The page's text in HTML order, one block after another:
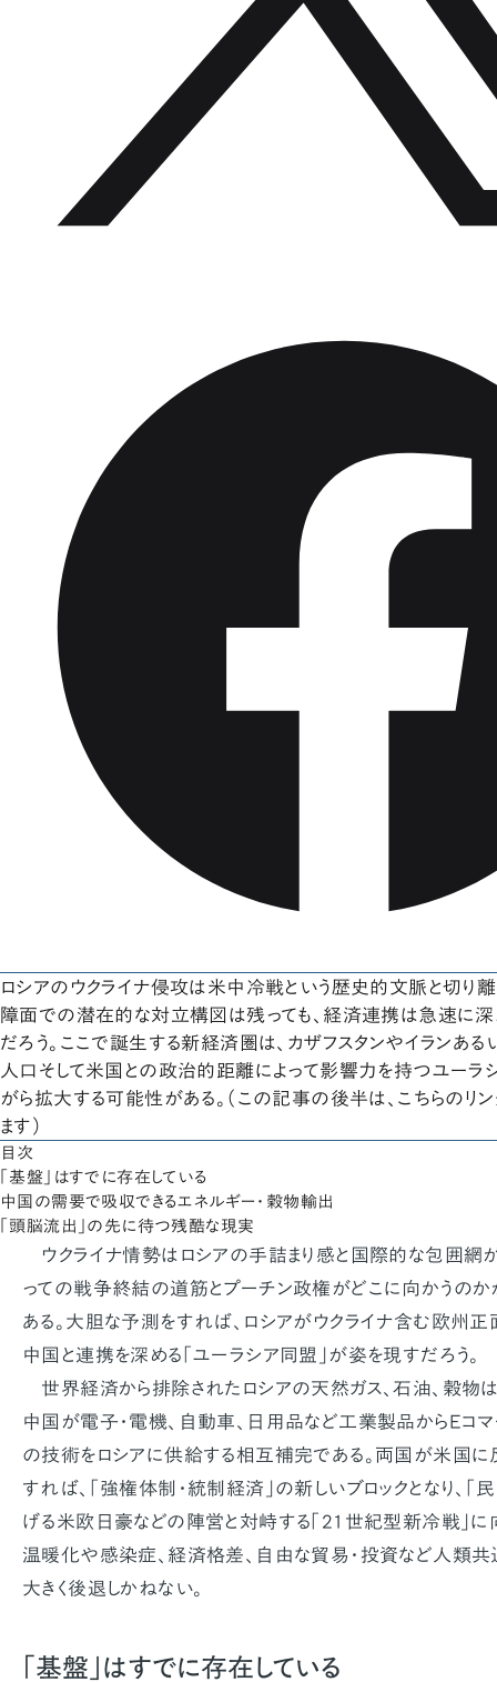
ロシアのウクライナ侵攻は米中冷戦という歴史的文脈と切り
障面での潜在的な対立構図は残っても、経済連携は急速に深
だろう。ここで誕生する新経済圏は、カザフスタンやイランある
人口そして米国との政治的距離によって影響力を持つユーラ
がら拡大する可能性がある。（この記事の後半は、こちらのリ
ます）
目次
「基盤」はすでに存在している
中国の需要で吸収できるエネルギー・穀物輸出
「頭脳流出」の先に待つ残酷な現実
ウクライナ情勢はロシアの手詰まり感と国際的な包囲網が
っての戦争終結の道筋とプーチン政権がどこに向かうの
ある。大胆な予測をすれば、ロシアがウクライナ含む欧州正
中国と連携を深める「ユーラシア同盟」が姿を現すだろう。
世界経済から排除されたロシアの天然ガス、石油、穀物
中国が電子・電機、自動車、日用品など工業製品からEコマ
の技術をロシアに供給する相互補完である。両国が米国
すれば、「強権体制・統制経済」の新しいブロックとなり、「
げる米欧日豪などの陣営と対峙する「21世紀型新冷戦」に
温暖化や感染症、経済格差、自由な貿易・投資など人類
大きく後退しかねない。
「基盤」はすでに存在している